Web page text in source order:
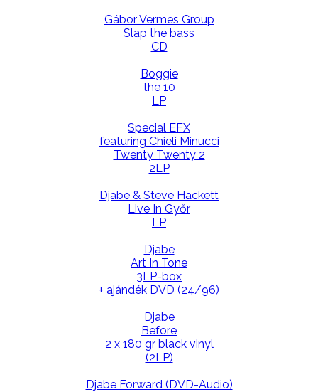
Gábor Vermes Group
Slap the bass
CD
Boggie
the 10
LP
Special EFX
featuring Chieli Minucci
Twenty Twenty 2
2LP
Djabe & Steve Hackett
Live In Győr
LP
Djabe
Art In Tone
3LP-box
+ ajándék DVD (24/96)
Djabe
Before
2 x 180 gr black vinyl
(2LP)
Djabe Forward (DVD-Audio)